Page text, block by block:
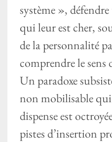
système »,
qui leur est cher,
de la personnalité
comprendre le sens
Un paradoxe
non mobilisable
dispense est
pistes d’insertion